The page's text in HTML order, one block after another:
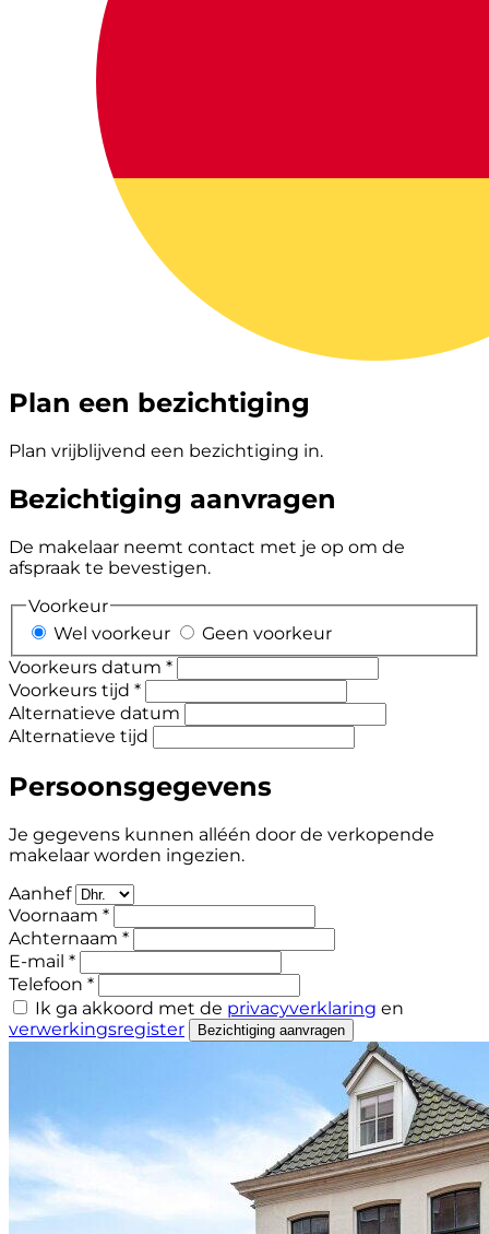
Plan een bezichtiging
Plan vrijblijvend een bezichtiging in.
Bezichtiging aanvragen
De makelaar neemt contact met je op om de
afspraak te bevestigen.
Voorkeur
Wel voorkeur
Geen voorkeur
Voorkeurs datum *
Voorkeurs tijd *
Alternatieve datum
Alternatieve tijd
Persoonsgegevens
Je gegevens kunnen alléén door de verkopende
makelaar worden ingezien.
Aanhef
Voornaam *
Achternaam *
E-mail *
Telefoon *
Ik ga akkoord met de privacyverklaring en
verwerkingsregister
Bezichtiging aanvragen